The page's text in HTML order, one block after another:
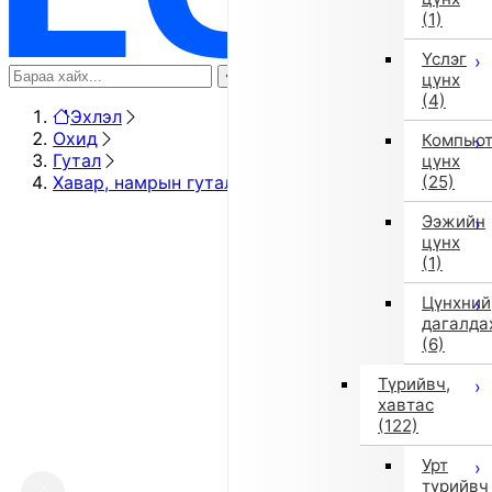
(1)
Үслэг
цүнх
(4)
цүнх
(25)
Ээжийн
цүнх
(1)
Цүнхний
(6)
Түрийвч,
хавтас
(122)
Урт
түрийвч
Эхлэл
Охид
Гутал
Хавар, намрын гутал